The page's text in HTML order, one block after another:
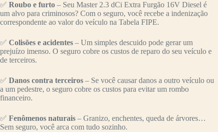
✅ Roubo e furto – Seu Master 2.3 dCi Extra Furgão 16V Diesel é
um alvo para criminosos? Com o seguro, você recebe a indenização
correspondente ao valor do veículo na Tabela FIPE.
✅ Colisões e acidentes – Um simples descuido pode gerar um
prejuízo imenso. O seguro cobre os custos de reparo do seu veículo e
de terceiros.
✅ Danos contra terceiros – Se você causar danos a outro veículo ou
a um pedestre, o seguro cobre os custos para evitar um rombo
financeiro.
✅ Fenômenos naturais – Granizo, enchentes, queda de árvores…
Sem seguro, você arca com tudo sozinho.